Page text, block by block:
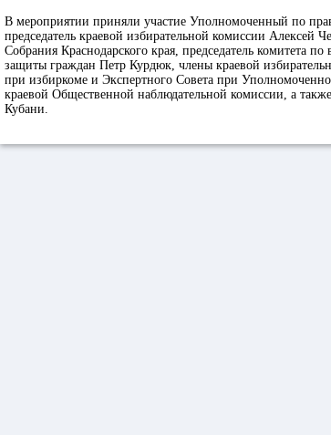
В мероприятии приняли участие Уполномоченный по
председатель краевой избирательной комиссии Алексей
Собрания Краснодарского края, председатель комитета
защиты граждан Петр Курдюк, члены краевой
при избиркоме и Экспертного Совета при
краевой Общественной наблюдательной комиссии, а
Кубани.